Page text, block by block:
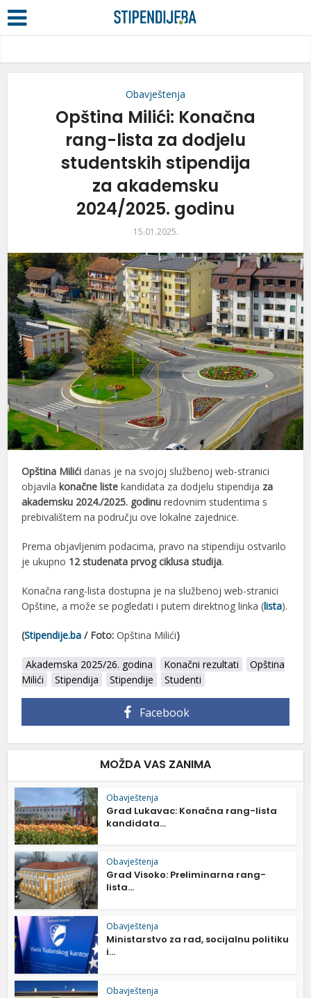
Obavještenja
Opština Milići: Konačna
rang-lista za dodjelu
studentskih stipendija
za akademsku
2024/2025. godinu
15.01.2025.
Opština Milići danas je na svojoj službenoj web-stranici
objavilakonačne liste kandidata za dodjelu stipendija za
akademsku 2024./2025. godinu redovnim studentima s
prebivalištem na području ove lokalne zajednice.
Prema objavljenim podacima, pravo na stipendiju ostvarilo
je ukupno 12 studenata prvog ciklusa studija.
Konačna rang-lista dostupna je na službenoj web-stranici
Opštine, a može se pogledati i putem direktnog linka (lista).
(Stipendije.ba / Foto: Opština Milići)
Akademska 2025/26. godina Konačni rezultati
Opština
Milići
Stipendija Stipendije Studenti
Facebook
MOŽDA VAS ZANIMA
Obavještenja
Grad Lukavac: Konačna rang-lista
kandidata...
Obavještenja
Grad Visoko: Preliminarna rang-
lista...
Obavještenja
Ministarstvo za rad, socijalnu politiku
i...
Obavještenja